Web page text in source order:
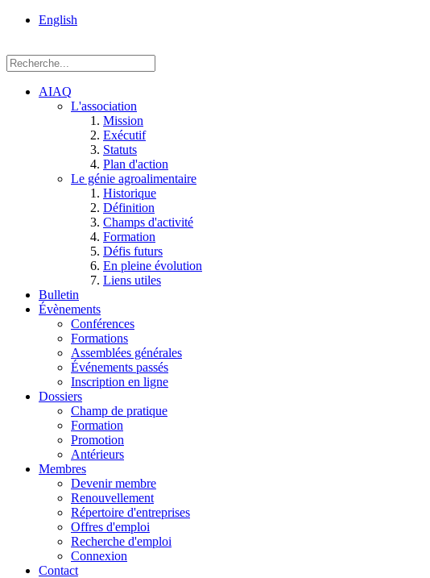
English
AIAQ
L'association
Mission
Exécutif
Statuts
Plan d'action
Le génie agroalimentaire
Historique
Définition
Champs d'activité
Formation
Défis futurs
En pleine évolution
Liens utiles
Bulletin
Évènements
Conférences
Formations
Assemblées générales
Événements passés
Inscription en ligne
Dossiers
Champ de pratique
Formation
Promotion
Antérieurs
Membres
Devenir membre
Renouvellement
Répertoire d'entreprises
Offres d'emploi
Recherche d'emploi
Connexion
Contact
Einstein, Québec
G1P